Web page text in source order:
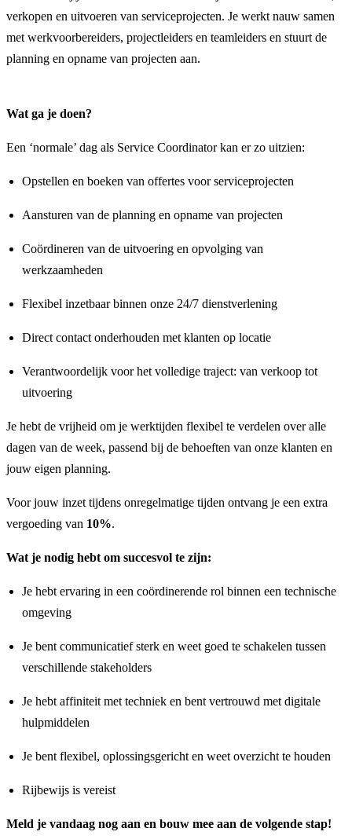
verkopen en uitvoeren van serviceprojecten. Je werkt nauw samen
met werkvoorbereiders, projectleiders en teamleiders en stuurt de
planning en opname van projecten aan.
Wat ga je doen?
Een ‘normale’ dag als Service Coordinator kan er zo uitzien:
Opstellen en boeken van offertes voor serviceprojecten
Aansturen van de planning en opname van projecten
Coördineren van de uitvoering en opvolging van
werkzaamheden
Flexibel inzetbaar binnen onze 24/7 dienstverlening
Direct contact onderhouden met klanten op locatie
Verantwoordelijk voor het volledige traject: van verkoop tot
uitvoering
Je hebt de vrijheid om je werktijden flexibel te verdelen over alle
dagen van de week, passend bij de behoeften van onze klanten en
jouw eigen planning.
Voor jouw inzet tijdens onregelmatige tijden ontvang je een extra
vergoeding van 10%.
Wat je nodig hebt om succesvol te zijn:
Je hebt ervaring in een coördinerende rol binnen een technische
omgeving
Je bent communicatief sterk en weet goed te schakelen tussen
verschillende stakeholders
Je hebt affiniteit met techniek en bent vertrouwd met digitale
hulpmiddelen
Je bent flexibel, oplossingsgericht en weet overzicht te houden
Rijbewijs is vereist
Meld je vandaag nog aan en bouw mee aan de volgende stap!